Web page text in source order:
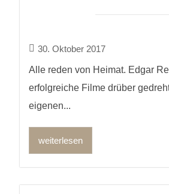
30. Oktober 2017
Alle reden von Heimat. Edgar
erfolgreiche Filme drüber
eigenen...
weiterlesen